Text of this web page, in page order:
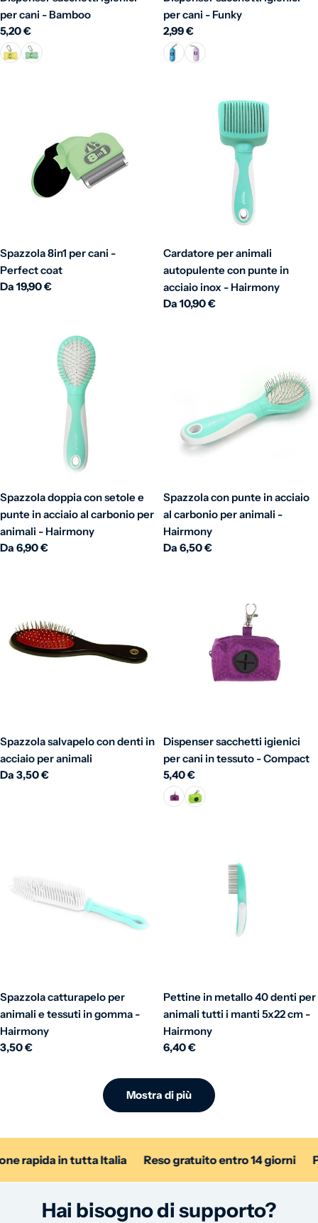
per cani - Bamboo
Prezzo normale
5,20 €
per cani - Funky
Prezzo normale
2,99 €
Spazzola 8in1 per cani -
Perfect coat
Prezzo normale
Da 19,90 €
Cardatore per animali
autopulente con punte in
acciaio inox - Hairmony
Prezzo normale
Da 10,90 €
Spazzola doppia con setole e
punte in acciaio al carbonio per
animali - Hairmony
Prezzo normale
Da 6,90 €
Spazzola con punte in acciaio
al carbonio per animali -
Hairmony
Prezzo normale
Da 6,50 €
Spazzola salvapelo con denti in
acciaio per animali
Prezzo normale
Da 3,50 €
Dispenser sacchetti igienici
per cani in tessuto - Compact
Prezzo normale
5,40 €
Spazzola catturapelo per
animali e tessuti in gomma -
Hairmony
Prezzo normale
3,50 €
Pettine in metallo 40 denti per
animali tutti i manti 5x22 cm -
Hairmony
Prezzo normale
6,40 €
Mostra di più
in tutta Italia Reso gratuito entro 14 giorni
Hai bisogno di supporto?